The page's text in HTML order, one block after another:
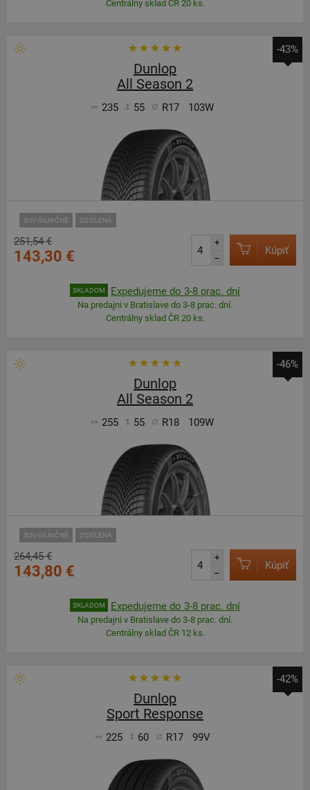
Centrálny sklad ČR 20 ks.
-43%
Dunlop
All Season 2
235 55 R17 103W
SUV-SILNIČNÉ ZOSÍLENÁ
251,54 €
143,30 €
+
–
Kúpiť
SKLADOM Expedujeme do 3-8 prac. dní
Na predajni v Bratislave do 3-8 prac. dní.
Centrálny sklad ČR 20 ks.
-46%
Dunlop
All Season 2
255 55 R18 109W
SUV-SILNIČNÉ ZOSÍLENÁ
264,45 €
143,80 €
+
–
Kúpiť
SKLADOM Expedujeme do 3-8 prac. dní
Na predajni v Bratislave do 3-8 prac. dní.
Centrálny sklad ČR 12 ks.
-42%
Dunlop
Sport Response
225 60 R17 99V